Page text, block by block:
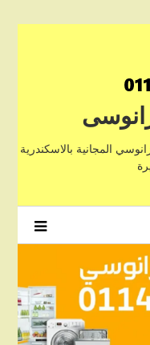
المجانية بالاسكندرية